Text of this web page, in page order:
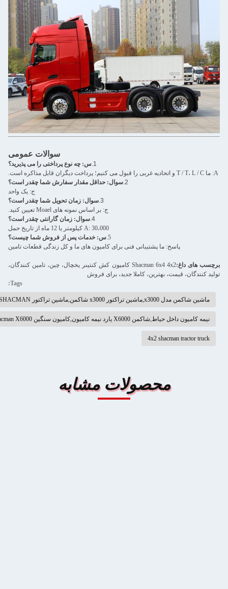
سوالات عمومی
س: چه نوع پرداختی را می پذیرید؟
سوال: حداقل مقدار سفارش شما چقدر است؟
ج: یک واحد
سوال: زمان تحویل شما چقدر است؟
ج: بر اساس نمونه های Moael تعیین کنید.
سوال: زمان گارانتی چقدر است؟
A: 30،000 کیلومتر یا 12 ماه از تاریخ حمل
س: خدمات پس از فروش شما چیست؟
پاسخ: ما پشتیبانی فنی برای کامیون های ما و کل زندگی قطعات تامین
های داغ: Shacman 6x4 4x2 کامیون کش کنتینر یخچال، چین، تامین کنندگان،
کنندگان، قیمت، بهترین، کاملا جدید، برای فروش
ماشين شاکمن مدل x3000,ماشين تراکتور x3000 شاکمن,ماشين تراکتور 4x2 SHACMAN
نيمه کامیون داخل حیاط,شاکمن X6000 یارد نیمه کامیون,کامیون سنگین Shacman X6000
4x2 shacman tractor truck
محصولات مشابه